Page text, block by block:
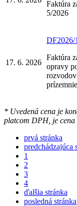
Faktúra
5/2026
17. 6. 2026
DF2026/
Faktúra
opravy
* Uvedená cena je
platcom DPH, je
prvá stránka
predchádzajúca
1
2
3
4
ďalšia stránka
posledná stránka